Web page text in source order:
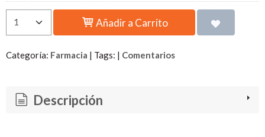
Añadir a Carrito
Categoría: Farmacia | Tags: | Comentarios
Descripción